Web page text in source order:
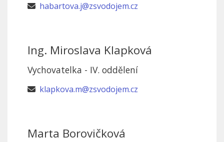
habartova.j@zsvodojem.cz
Ing. Miroslava Klapková
Vychovatelka - IV. oddělení
klapkova.m@zsvodojem.cz
Marta Borovičková